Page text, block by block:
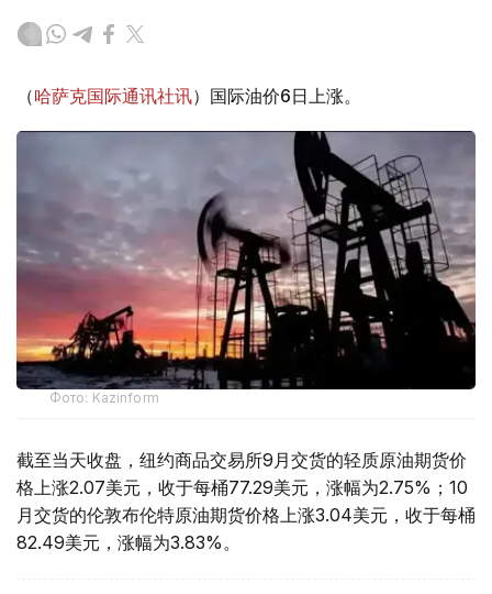
（哈萨克国际通讯社讯）国际油价6日上涨。
Фото: Kazinform
截至当天收盘，纽约商品交易所9月交货的轻质原油期货价
格上涨2.07美元，收于每桶77.29美元，涨幅为2.75%；10
月交货的伦敦布伦特原油期货价格上涨3.04美元，收于每桶
82.49美元，涨幅为3.83%。